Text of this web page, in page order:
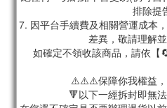
排除提
7. 因平台手續費及相關營運成本
差異，敬請理解
如確定不領收該商品，請依【
⚠️⚠️⚠️保障你我權益
🔻以下一經拆封即無